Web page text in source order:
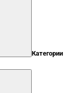
Категории